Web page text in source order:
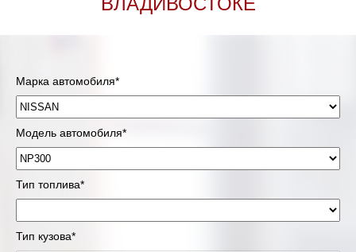
Марка автомобиля*
Модель автомобиля*
Тип топлива*
Тип кузова*